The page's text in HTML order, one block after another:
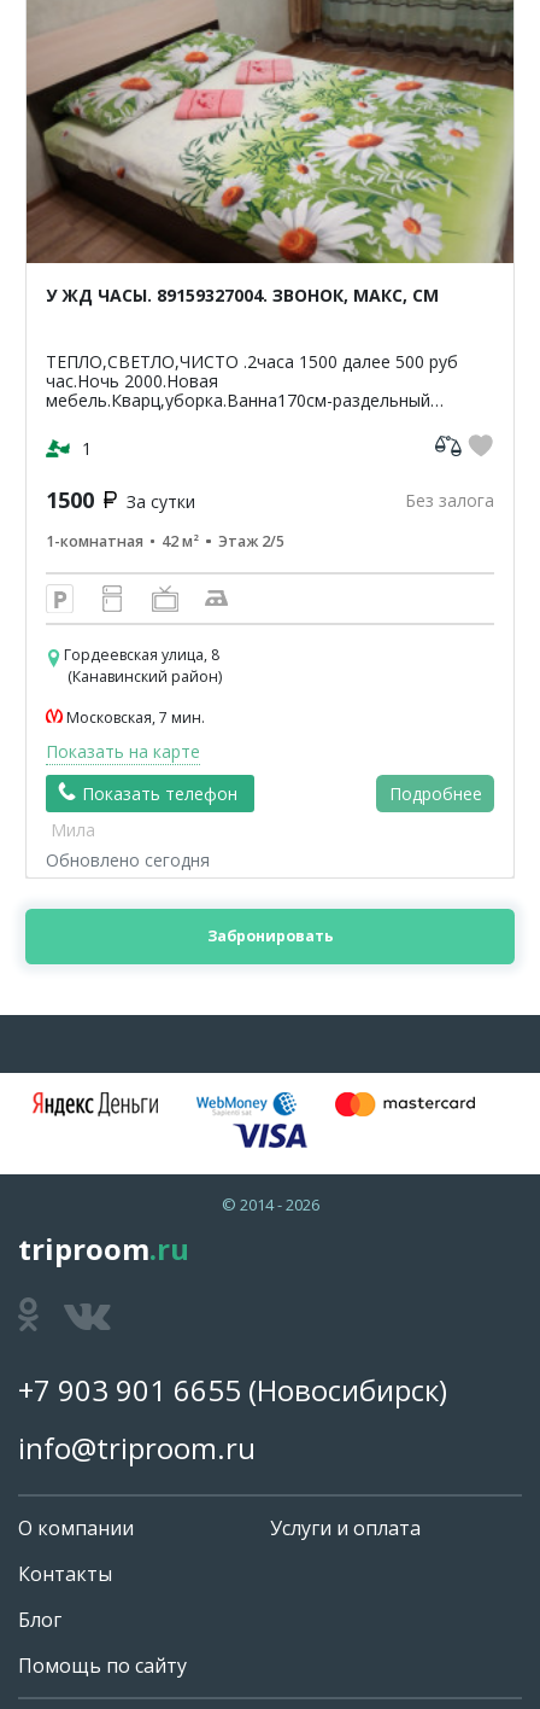
У ЖД ЧАСЫ. 89159327004. ЗВОНОК, МАКС, СМ
ТЕПЛО,СВЕТЛО,ЧИСТО .2часа 1500 далее 500 руб
час.Ночь 2000.Новая
мебель.Кварц,уборка.Ванна170см-раздельный
кв-42м2.ЦУМ,Шайба,Аптеки,банкомат-Сбербанк
ВТБ,Пятерочка.Чи...
1
1500 За сутки Без залога
1-комнатная 42 м² Этаж 2/5
Гордеевская улица, 8
(Канавинский район)
Московская, 7 мин.
Показать на карте
Показать телефон
Подробнее
Мила
Обновлено сегодня
Забронировать
© 2014 - 2026
triproom.ru
+7 903 901 6655 (Новосибирск)
info@triproom.ru
О компании
Контакты
Блог
Помощь по сайту
Услуги и оплата